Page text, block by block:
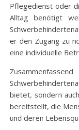
Pflegedienst oder
Alltag benötigt
er den Zugang zu
eine individuelle
bietet, sondern
bereitstellt, die
und deren